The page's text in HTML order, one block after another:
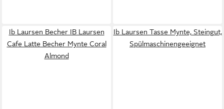
Ib Laursen Becher IB Laursen
Cafe Latte Becher Mynte Coral
Almond
Ib Laursen Tasse Mynte, Steingut,
Spülmaschinengeeignet